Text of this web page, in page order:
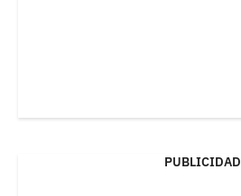
PUBLICIDAD